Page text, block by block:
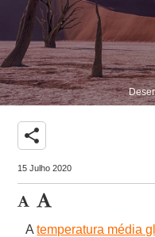
share
15 Julho 2020
Atemperatura média